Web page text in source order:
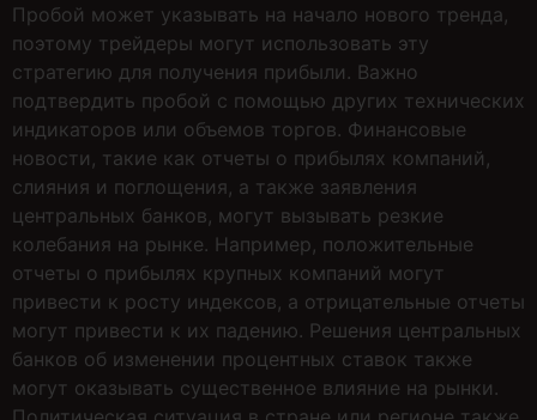
Пробой может указывать на начало нового тренда,
поэтому трейдеры могут использовать эту
стратегию для получения прибыли. Важно
подтвердить пробой с помощью других технических
индикаторов или объемов торгов. Финансовые
новости, такие как отчеты о прибылях компаний,
слияния и поглощения, а также заявления
центральных банков, могут вызывать резкие
колебания на рынке. Например, положительные
отчеты о прибылях крупных компаний могут
привести к росту индексов, а отрицательные отчеты
могут привести к их падению. Решения центральных
банков об изменении процентных ставок также
могут оказывать существенное влияние на рынки.